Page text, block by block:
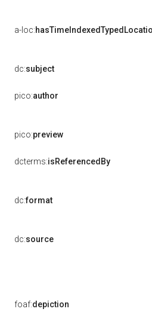
a-loc:
dc:subject
pico:author
pico:preview
dcterms:isReferencedBy
dc:format
dc:source
foaf:depiction